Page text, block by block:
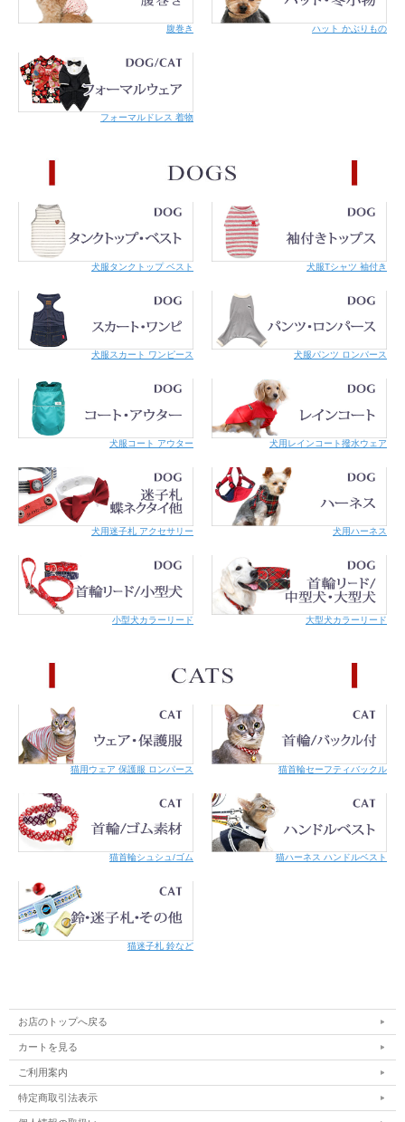
保冷剤を入れたらもっとクール！
※保冷剤は付属しておりません。購入の際は選択肢からお選びください。
背中に保冷剤を入れられるポケットを付けました。開け口はマジックテープなの
適です。
腹巻き ハット かぶりもの
フォーマルドレス 着物
犬服タンクトップ ベスト 犬服Tシャツ 袖付き
犬服スカート ワンピース 犬服パンツ ロンパース
犬服コート アウター 犬用レインコート撥水ウェア
犬用迷子札 アクセサリー 犬用ハーネス
小型犬カラーリード 大型犬カラーリード
猫用ウェア 保護服 ロンパース 猫首輪セーフティバックル
猫首輪シュシュ/ゴム 猫ハーネス ハンドルベスト
猫迷子札 鈴など
お店のトップへ戻る
カートを見る
ご利用案内
特定商取引法表示